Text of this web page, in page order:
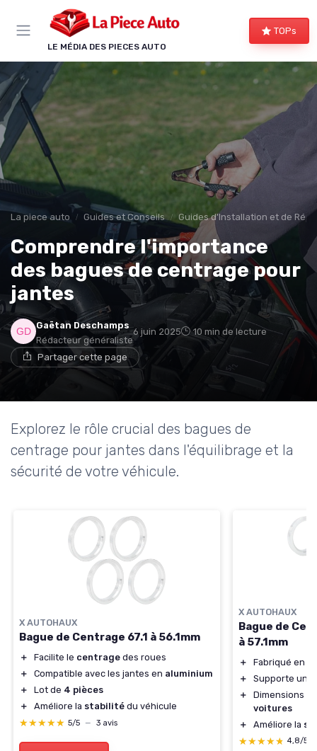
LE MÉDIA DES PIECES AUTO
TOPs
La piece auto Guides et Conseils Guides d'Installation et de
Comprendre l'importance
des bagues de centrage pour
jantes
Gaëtan Deschamps
Rédacteur généraliste
6 juin 2025 10 min de lecture
Partager cette page
Explorez le rôle crucial des bagues de
centrage pour jantes dans l'équilibrage et la
sécurité de votre véhicule.
X AUTOHAUX
Bague de Centrage 67.1 à 56.1mm
＋ Facilite le centrage des roues
＋
Compatible avec les jantes en aluminium
＋
Lot de 4 pièces
＋
Améliore la stabilité du véhicule
★★★★★
★★★★★ 5/5 — 3 avis
X AUTOHAUX
Bague de
à 57.1mm
＋ Fabriqué en
＋
Supporte un
＋
Dimensions
voitures
＋
Améliore la
★★★★★
★★★★★ 4,8/5
Panneau de gestion des cookies